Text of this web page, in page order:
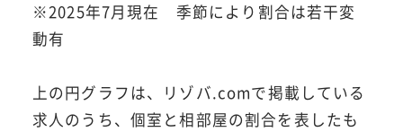
※2025年7月現在 季節により割合は若干変
動有
上の円グラフは、リゾバ.comで掲載している
求人のうち、個室と相部屋の割合を表したも